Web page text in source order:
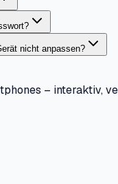
nicht anpassen?
– interaktiv,